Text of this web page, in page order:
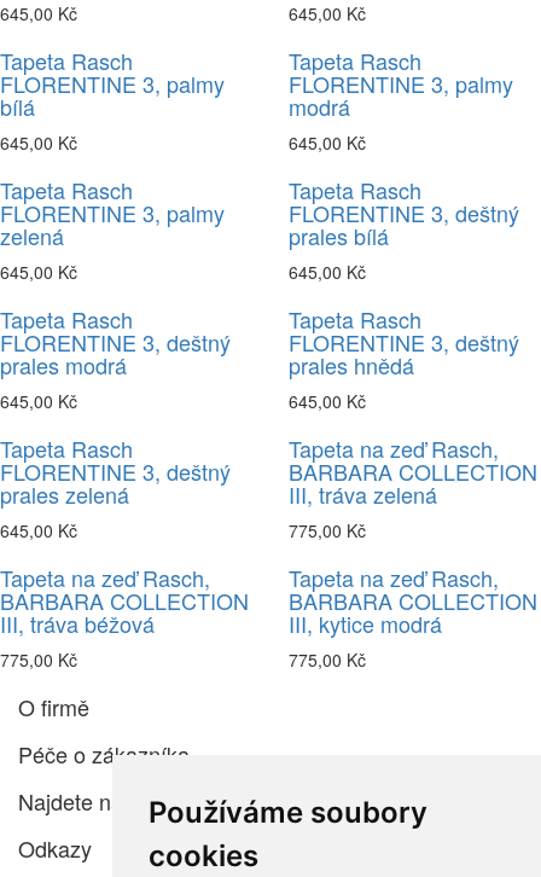
Používáme soubory
cookies
645,00 Kč 645,00 Kč
Tapeta Rasch
FLORENTINE 3, palmy
bílá
645,00 Kč
Tapeta Rasch
FLORENTINE 3, palmy
modrá
645,00 Kč
Tapeta Rasch
FLORENTINE 3, palmy
zelená
645,00 Kč
Tapeta Rasch
FLORENTINE 3, deštný
prales bílá
645,00 Kč
Tapeta Rasch
FLORENTINE 3, deštný
prales modrá
645,00 Kč
Tapeta Rasch
FLORENTINE 3, deštný
prales hnědá
645,00 Kč
Tapeta Rasch
FLORENTINE 3, deštný
prales zelená
645,00 Kč
Tapeta na zeď Rasch,
BARBARA COLLECTION
III, tráva zelená
775,00 Kč
Tapeta na zeď Rasch,
BARBARA COLLECTION
III, tráva béžová
775,00 Kč
Tapeta na zeď Rasch,
BARBARA COLLECTION
III, kytice modrá
775,00 Kč
O firmě
Péče o zákazníka
Najdete nás
Odkazy